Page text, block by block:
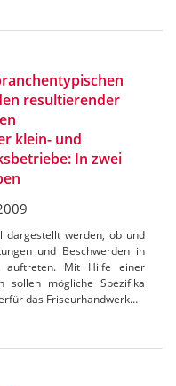
resultierender
klein- und
In zwei
dargestellt werden, ob und
und Beschwerden in
auftreten. Mit Hilfe einer
sollen mögliche Spezifika
das Friseurhandwerk…